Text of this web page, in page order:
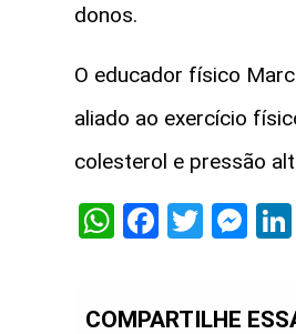
donos.
O educador físico
aliado ao exercício
colesterol e pressão
WhatsApp
COMPARTILHE